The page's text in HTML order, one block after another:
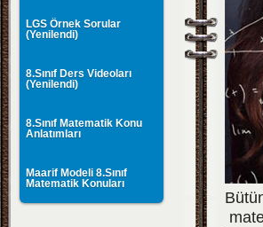
LGS Örnek Sorular
(Yenilendi)
8.Sınıf Ders Videoları
(Yenilendi)
8.Sınıf Matematik Konu
Anlatımları
Maarif Modeli 8.Sınıf
Matematik Konuları